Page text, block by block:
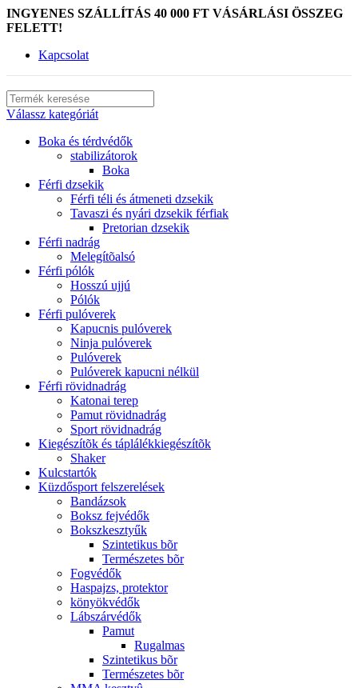
INGYENES SZÁLLÍTÁS 40 000 FT VÁSÁRLÁSI ÖSSZEG
FELETT!
Kapcsolat
Válassz kategóriát
Boka és térdvédők
stabilizátorok
Boka
Férfi dzsekik
Férfi téli és átmeneti dzsekik
Tavaszi és nyári dzsekik férfiak
Pretorian dzsekik
Férfi nadrág
Melegítõalsó
Férfi pólók
Hosszú ujjú
Pólók
Férfi pulóverek
Kapucnis pulóverek
Ninja pulóverek
Pulóverek
Pulóverek kapucni nélkül
Férfi rövidnadrág
Katonai terep
Pamut rövidnadrág
Sport rövidnadrág
Kiegészítõk és táplálékkiegészítõk
Shaker
Kulcstartók
Küzdősport felszerelések
Bandázsok
Boksz fejvédők
Bokszkesztyűk
Szintetikus bõr
Természetes bõr
Fogvédők
Haspajzs, protektor
könyökvédők
Lábszárvédők
Pamut
Rugalmas
Szintetikus bõr
Természetes bõr